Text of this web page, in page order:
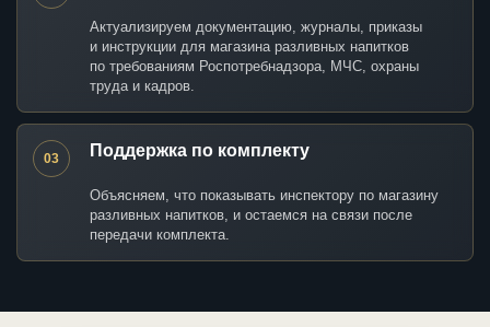
Актуализируем документацию, журналы, приказы
и инструкции для магазина разливных напитков
по требованиям Роспотребнадзора, МЧС, охраны
труда и кадров.
03 Поддержка по комплекту
Объясняем, что показывать инспектору по магазину
разливных напитков, и остаемся на связи после
передачи комплекта.